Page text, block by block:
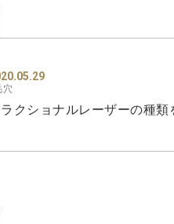
穴
クショナルレーザーの種